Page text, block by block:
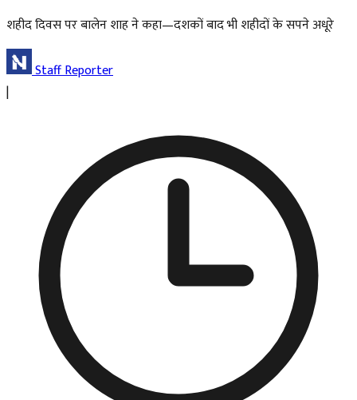
शहीद दिवस पर बालेन शाह ने कहा—दशकों बाद भी शहीदों के सपने अधूरे
Staff Reporter
|